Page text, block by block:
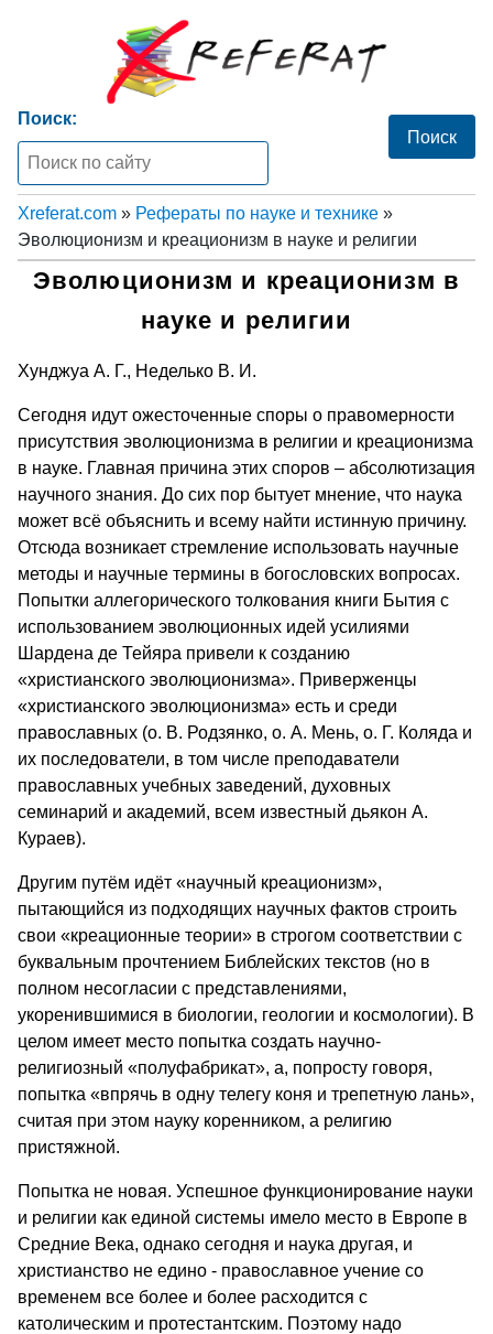
Поиск:
Xreferat.com » Рефераты по науке и технике »
Эволюционизм и креационизм в науке и религии
Эволюционизм и креационизм в
науке и религии
Хунджуа А. Г., Неделько В. И.
Сегодня идут ожесточенные споры о правомерности
присутствия эволюционизма в религии и креационизма
в науке. Главная причина этих споров – абсолютизация
научного знания. До сих пор бытует мнение, что наука
может всё объяснить и всему найти истинную причину.
Отсюда возникает стремление использовать научные
методы и научные термины в богословских вопросах.
Попытки аллегорического толкования книги Бытия с
использованием эволюционных идей усилиями
Шардена де Тейяра привели к созданию
«христианского эволюционизма». Приверженцы
«христианского эволюционизма» есть и среди
православных (о. В. Родзянко, о. А. Мень, о. Г. Коляда и
их последователи, в том числе преподаватели
православных учебных заведений, духовных
семинарий и академий, всем известный дьякон А.
Кураев).
Другим путём идёт «научный креационизм»,
пытающийся из подходящих научных фактов строить
свои «креационные теории» в строгом соответствии с
буквальным прочтением Библейских текстов (но в
полном несогласии с представлениями,
укоренившимися в биологии, геологии и космологии). В
целом имеет место попытка создать научно-
религиозный «полуфабрикат», а, попросту говоря,
попытка «впрячь в одну телегу коня и трепетную лань»,
считая при этом науку коренником, а религию
пристяжной.
Попытка не новая. Успешное функционирование науки
и религии как единой системы имело место в Европе в
Средние Века, однако сегодня и наука другая, и
христианство не едино - православное учение со
временем все более и более расходится с
католическим и протестантским. Поэтому надо